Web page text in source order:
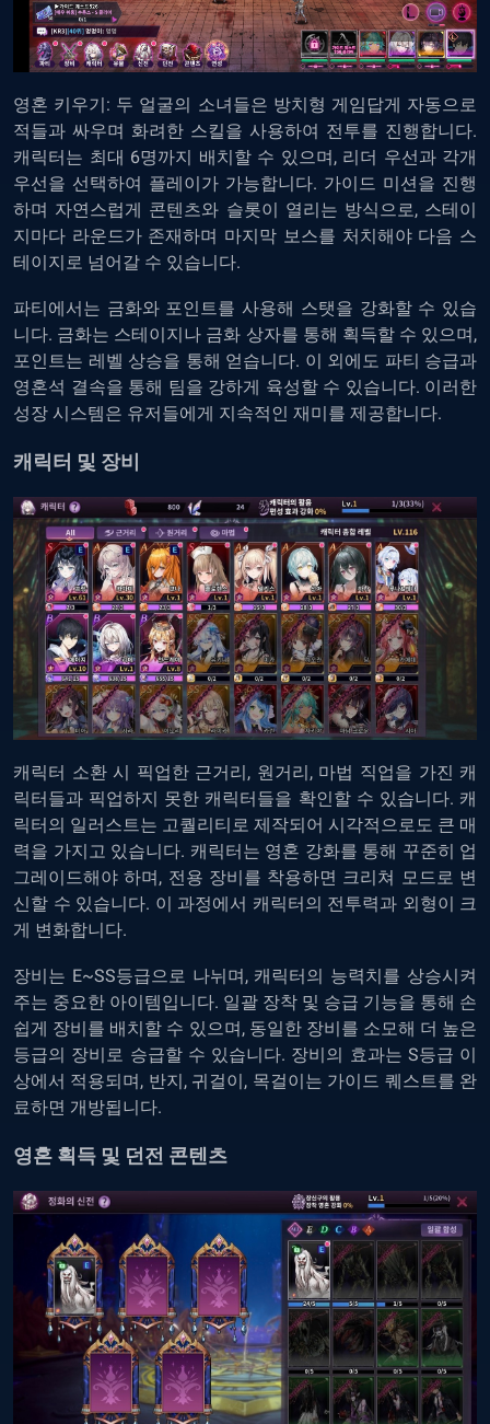
영혼 키우기: 두 얼굴의 소녀들은 방치형 게임답게 자동으로
적들과 싸우며 화려한 스킬을 사용하여 전투를 진행합니다.
캐릭터는 최대 6명까지 배치할 수 있으며, 리더 우선과 각개
우선을 선택하여 플레이가 가능합니다. 가이드 미션을 진행
하며 자연스럽게 콘텐츠와 슬롯이 열리는 방식으로, 스테이
지마다 라운드가 존재하며 마지막 보스를 처치해야 다음 스
테이지로 넘어갈 수 있습니다.
파티에서는 금화와 포인트를 사용해 스탯을 강화할 수 있습
니다. 금화는 스테이지나 금화 상자를 통해 획득할 수 있으며,
포인트는 레벨 상승을 통해 얻습니다. 이 외에도 파티 승급과
영혼석 결속을 통해 팀을 강하게 육성할 수 있습니다. 이러한
성장 시스템은 유저들에게 지속적인 재미를 제공합니다.
캐릭터 및 장비
캐릭터 소환 시 픽업한 근거리 , 원거리 , 마법 직업을 가진 캐
릭터들과 픽업하지 못한 캐릭터들을 확인할 수 있습니다. 캐
릭터의 일러스트는 고퀄리티로 제작되어 시각적으로도 큰 매
력을 가지고 있습니다. 캐릭터는 영혼 강화를 통해 꾸준히 업
그레이드해야 하며 , 전용 장비를 착용하면 크리쳐 모드로 변
신할 수 있습니다. 이 과정에서 캐릭터의 전투력과 외형이
크
게 변화합니다.
장비는 E~SS등급으로 나뉘며 , 캐릭터의 능력치를 상승시켜
주는 중요한 아이템입니다. 일괄 장착 및 승급 기능을 통해 손
쉽게 장비를 배치할 수 있으며 , 동일한 장비를 소모해 더 높은
등급의 장비로 승급할 수 있습니다. 장비의 효과는 S등급 이
상에서 적용되며 , 반지 , 귀걸이 , 목걸이는 가이드 퀘스트를 완
료하면 개방됩니다.
영혼 획득 및 던전 콘텐츠